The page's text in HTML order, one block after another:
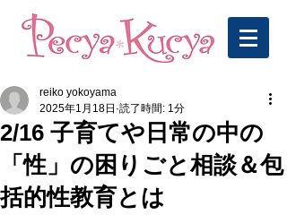
2/16 子育てや日常の中の
「性」の困りごと相談＆包
括的性教育とは
reiko yokoyama
2025年1月18日 読了時間: 1分